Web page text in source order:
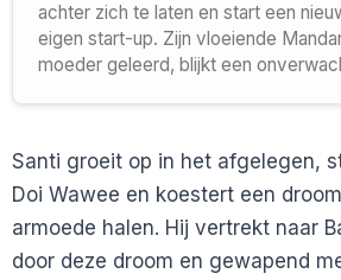
achter zich te laten en start een
eigen start-up. Zijn vloeiende
moeder geleerd, blijkt een
Santi groeit op in het afgelegen,
Doi Wawee en koestert een
armoede halen. Hij vertrekt naar
door deze droom en gewapend